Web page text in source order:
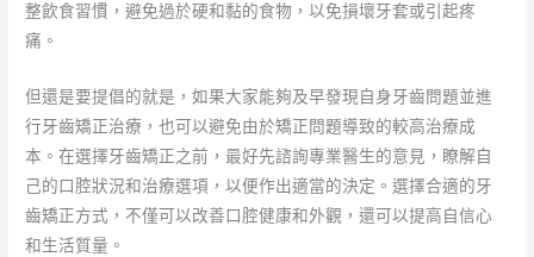
整飲食習慣，避免過於硬和黏的食物，以免損壞牙套或引起疼
痛。
但還是要提倡的就是，如果大家能夠及早發現自身牙齒問題並進
行牙齒矯正治療，也可以避免由於矯正問題導致的較高治療成
本。在選擇牙齒矯正之前，最好先諮詢專業醫生的意見，瞭解自
己的口腔狀況和治療選項，以便作出適當的決定。選擇合適的牙
齒矯正方式，不僅可以改善口腔健康和外觀，還可以提高自信心
和生活質量。